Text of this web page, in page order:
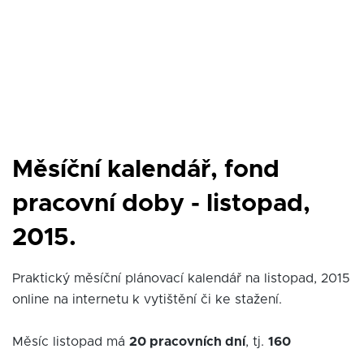
Měsíční kalendář, fond
pracovní doby - listopad,
2015.
Praktický měsíční plánovací kalendář na listopad, 2015
online na internetu k vytištění či ke stažení.
Měsíc listopad má 20 pracovních dní, tj. 160